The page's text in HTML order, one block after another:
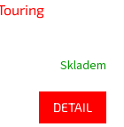
Skladem
DETAIL